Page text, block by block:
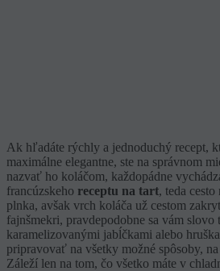
Ak hľadáte rýchly a jednoduchý recept,
maximálne elegantne, ste na správnom
nazvať ho koláčom, každopádne
francúzskeho receptu na tart, teda
plnka, avšak vrch koláča už cestom
fajnšmekri, pravdepodobne sa vám slovo
karamelizovanými jabĺčkami alebo
pripravovať na všetky možné spôsoby, na
Záleží len na tom, čo všetko máte v